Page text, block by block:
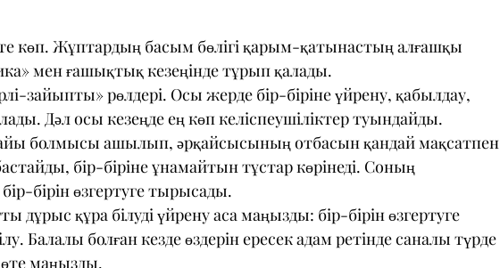
көп. Жұптардың басым бөлігі қарым-қатынастың алғашқы
мен ғашықтық кезеңінде тұрып қалады.
зайыпты» рөлдері. Осы жерде бір-біріне үйрену, қабылдау,
Дәл осы кезеңде ең көп келіспеушіліктер туындайды.
болмысы ашылып, әрқайсысының отбасын қандай мақсатпен
бір-біріне ұнамайтын тұстар көрінеді. Соның
бірін өзгертуге тырысады.
дұрыс құра білуді үйрену аса маңызды: бір-бірін өзгертуге
Балалы болған кезде өздерін ересек адам ретінде саналы түрде
маңызды.